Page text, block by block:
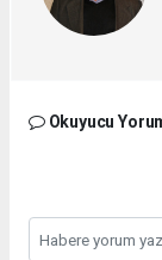
Okuyucu